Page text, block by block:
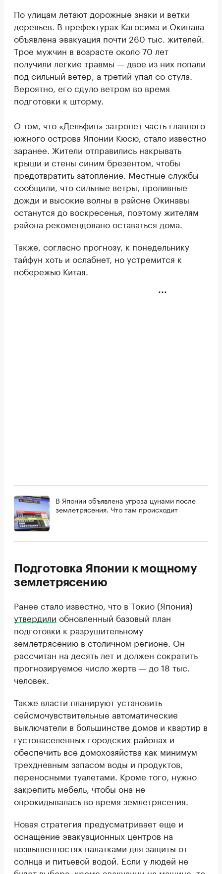
По улицам летают дорожные знаки и ветки
деревьев. В префектурах Кагосима и Окинава
объявлена эвакуация почти 260 тыс. жителей.
Трое мужчин в возрасте около 70 лет
получили легкие травмы — двое из них попали
под сильный ветер, а третий упал со стула.
Вероятно, его сдуло ветром во время
подготовки к шторму.
О том, что «Дельфин» затронет часть главного
южного острова Японии Кюсю, стало известно
заранее. Жители отправились накрывать
крыши и стены синим брезентом, чтобы
предотвратить затопление. Местные службы
сообщили, что сильные ветры, проливные
дожди и высокие волны в районе Окинавы
останутся до воскресенья, поэтому жителям
района рекомендовано оставаться дома.
Также, согласно прогнозу, к понедельнику
тайфун хоть и ослабнет, но устремится к
побережью Китая.
В Японии объявлена угроза цунами после
землетрясения. Что там происходит
Подготовка Японии к мощному
землетрясению
Ранее стало известно, что в Токио (Япония)
утвердили обновленный базовый план
подготовки к разрушительному
землетрясению в столичном регионе. Он
рассчитан на десять лет и должен сократить
прогнозируемое число жертв — до 18 тыс.
человек.
Также власти планируют установить
сейсмочувствительные автоматические
выключатели в большинстве домов и квартир в
густонаселенных городских районах и
обеспечить все домохозяйства как минимум
трехдневным запасом воды и продуктов,
переносными туалетами. Кроме того, нужно
закрепить мебель, чтобы она не
опрокидывалась во время землетрясения.
Новая стратегия предусматривает еще и
оснащение эвакуационных центров на
возвышенностях палатками для защиты от
солнца и питьевой водой. Если у людей не